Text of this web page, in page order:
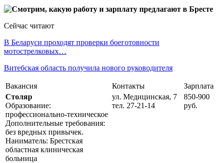
Сейчас читают
В Беларуси проходят проверки боеготовности
мотострелковых…
Витебская область получила нового руководителя
Вакансия Контакты
Зарплата
Столяр
Образование:
профессионально-техническое
Дополнительные требования:
без вредных привычек.
Наниматель: Брестская
областная клиническая
больница
ул. Медицинская, 7
тел. 27-21-14
850-900
руб.